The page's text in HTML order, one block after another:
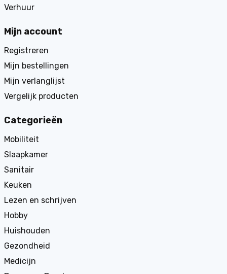
Verhuur
Mijn account
Registreren
Mijn bestellingen
Mijn verlanglijst
Vergelijk producten
Categorieën
Mobiliteit
Slaapkamer
Sanitair
Keuken
Lezen en schrijven
Hobby
Huishouden
Gezondheid
Medicijn